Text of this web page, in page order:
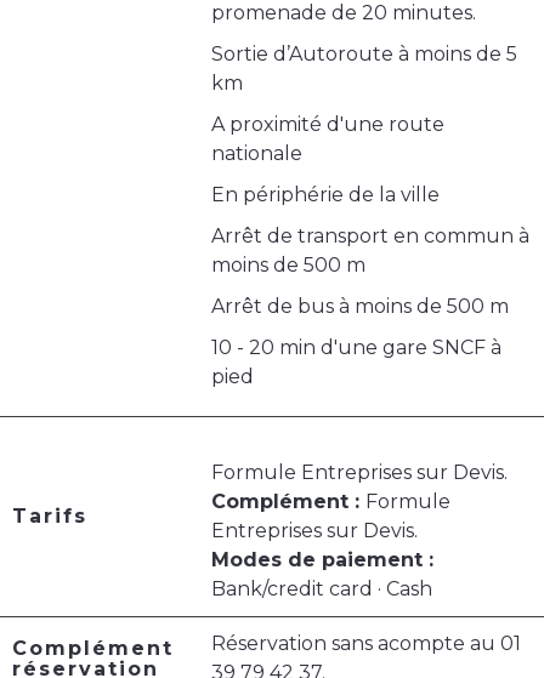
promenade de 20 minutes.
Sortie d’Autoroute à moins de 5
km
A proximité d'une route
nationale
En périphérie de la ville
Arrêt de transport en commun à
moins de 500 m
Arrêt de bus à moins de 500 m
10 - 20 min d'une gare SNCF à
pied
Tarifs
Formule Entreprises sur Devis.
Complément : Formule
Entreprises sur Devis.
Modes de paiement :
Bank/credit card · Cash
Complément
réservation
Réservation sans acompte au 01
39 79 42 37.